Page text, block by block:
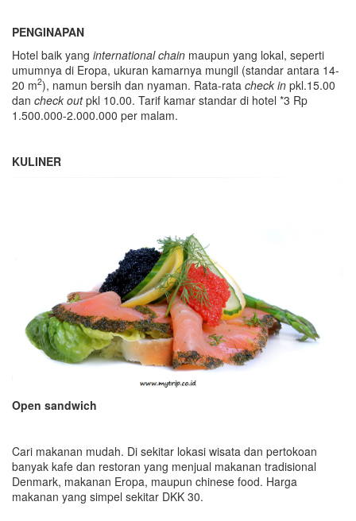
PENGINAPAN
Hotel baik yang international chain maupun yang lokal, seperti
umumnya di Eropa, ukuran kamarnya mungil (standar antara 14-
20 m2), namun bersih dan nyaman. Rata-rata check in pkl.15.00
dan check outpkl 10.00. Tarif kamar standar di hotel *3 Rp
1.500.000-2.000.000 per malam.
KULINER
Open sandwich
Cari makanan mudah. Di sekitar lokasi wisata dan pertokoan
banyak kafe dan restoran yang menjual makanan tradisional
Denmark, makanan Eropa, maupun chinese food. Harga
makanan yang simpel sekitar DKK 30.